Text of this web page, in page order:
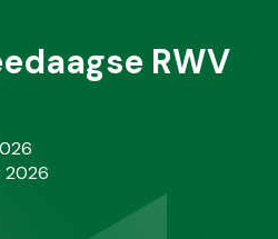
RWV
2026